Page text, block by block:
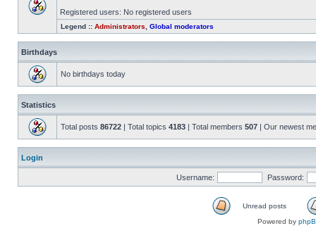
Registered users: No registered users
Legend :: Administrators Global moderators
Birthdays
No birthdays today
Statistics
Total posts 86722 | Total topics 4183 | Total members 507 | Our newest
Login
Username: Password:
Unread posts
Powered by